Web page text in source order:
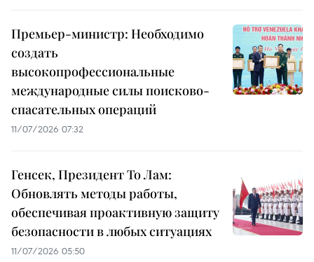
Премьер-министр: Необходимо
создать
высокопрофессиональные
международные силы поисково-
спасательных операций
11/07/2026 07:32
Генсек, Президент То Лам:
Обновлять методы работы,
обеспечивая проактивную защиту
безопасности в любых ситуациях
11/07/2026 05:50